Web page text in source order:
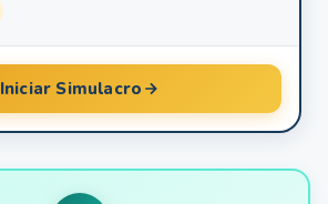
Iniciar Simulacro